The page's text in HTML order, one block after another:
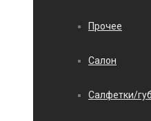
Прочее
Салон
Салфетки/